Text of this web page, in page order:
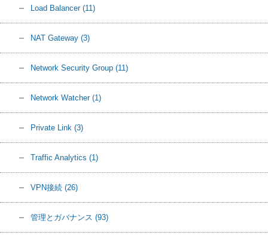
Load Balancer (11)
NAT Gateway (3)
Network Security Group (11)
Network Watcher (1)
Private Link (3)
Traffic Analytics (1)
VPN接続 (26)
管理とガバナンス (93)